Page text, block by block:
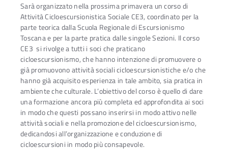
Sarà organizzato nella prossima primavera un corso di
Attività Cicloescursionistica Sociale CE3, coordinato per la
parte teorica dalla Scuola Regionale di Escursionismo
Toscana e per la parte pratica dalle singole Sezioni. Il corso
CE3 si rivolge a tutti i soci che praticano
cicloescursionismo, che hanno intenzione di promuovere o
già promuovono attività sociali cicloescursionistiche e/o che
hanno già acquisito esperienza in tale ambito, sia pratica in
ambiente che culturale. L’obiettivo del corso è quello di dare
una formazione ancora più completa ed approfondita ai soci
in modo che questi possano inserirsi in modo attivo nelle
attività sociali e nella promozione del cicloescursionismo,
dedicandosi all’organizzazione e conduzione di
cicloescursioni in modo più consapevole.